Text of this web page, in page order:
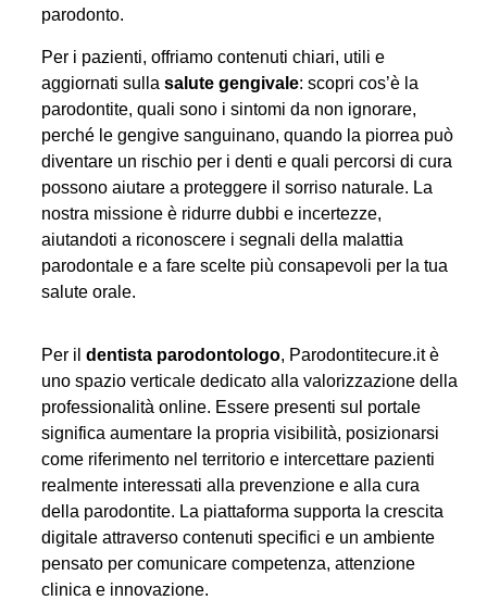
parodonto.
Per i pazienti, offriamo contenuti chiari, utili e
aggiornati sullasalute gengivale: scopri cos’è la
parodontite, quali sono i sintomi da non ignorare,
perché le gengive sanguinano, quando la piorrea può
diventare un rischio per i denti e quali percorsi di cura
possono aiutare a proteggere il sorriso naturale. La
nostra missione è ridurre dubbi e incertezze,
aiutandoti a riconoscere i segnali della malattia
parodontale e a fare scelte più consapevoli per la tua
salute orale.
Per ildentista parodontologo, Parodontitecure.it è
uno spazio verticale dedicato alla valorizzazione della
professionalità online. Essere presenti sul portale
significa aumentare la propria visibilità, posizionarsi
come riferimento nel territorio e intercettare pazienti
realmente interessati alla prevenzione e alla cura
della parodontite. La piattaforma supporta la crescita
digitale attraverso contenuti specifici e un ambiente
pensato per comunicare competenza, attenzione
clinica e innovazione.